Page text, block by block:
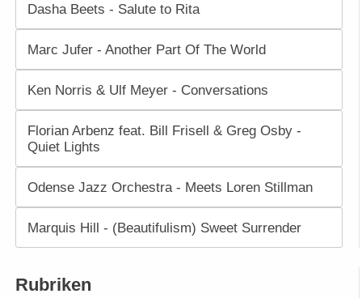
Dasha Beets - Salute to Rita
Marc Jufer - Another Part Of The World
Ken Norris & Ulf Meyer - Conversations
Florian Arbenz feat. Bill Frisell & Greg Osby -
Quiet Lights
Odense Jazz Orchestra - Meets Loren Stillman
Marquis Hill - (Beautifulism) Sweet Surrender
Rubriken